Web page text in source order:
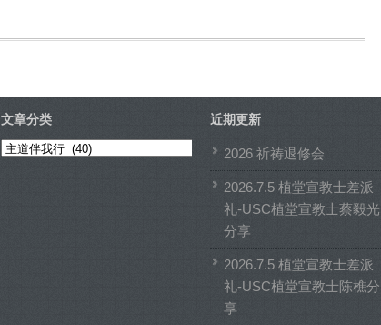
文章分类
文
近期更新
2026 祈祷退修会
2026.7.5 植堂宣教士差派
礼-USC植堂宣教士蔡毅光
分享
2026.7.5 植堂宣教士差派
礼-USC植堂宣教士陈樵分
享